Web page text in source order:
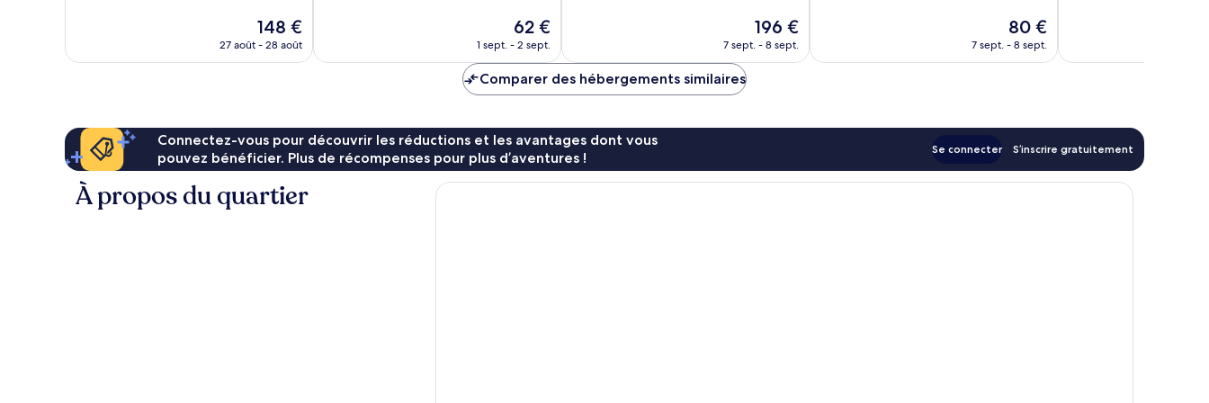
Le
nouveau
148 €
27 août - 28 août
Le
nouveau
de
62 €
1 sept. - 2 sept.
Le
nouveau
196 €
7 sept. - 8 sept.
Le
nouveau
80 €
7 sept. - 8 sept.
Comparer des hébergements similaires
Connectez-vous pour découvrir les réductions et les avantages dont vous
pouvez bénéficier. Plus de récompenses pour plus d’aventures !
Se connecter S’inscrire gratuitement
À propos du quartier